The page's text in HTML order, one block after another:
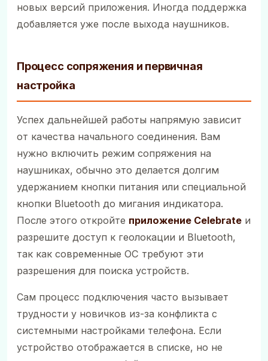
новых версий приложения. Иногда поддержка
добавляется уже после выхода наушников.
Процесс сопряжения и первичная
настройка
Успех дальнейшей работы напрямую зависит
от качества начального соединения. Вам
нужно включить режим сопряжения на
наушниках, обычно это делается долгим
удержанием кнопки питания или специальной
кнопки Bluetooth до мигания индикатора.
После этого откройте приложение Celebrate и
разрешите доступ к геолокации и Bluetooth,
так как современные ОС требуют эти
разрешения для поиска устройств.
Сам процесс подключения часто вызывает
трудности у новичков из-за конфликта с
системными настройками телефона. Если
устройство отображается в списке, но не